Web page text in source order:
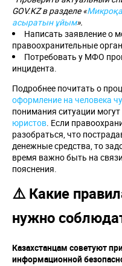
GOV.KZ в разделе «
асыратын ұйым».
Написать заявление о
правоохранительные
Потребовать у МФО
инцидента.
Подробнее почитать о
оформление на человека
понимания ситуации
юристов. Если
разобраться, что
денежные средства, то
время важно быть на
пояснения.
⚠️ Какие
нужно
Казахстанцам советуют
информационной